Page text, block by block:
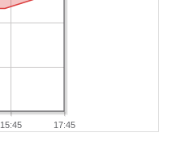
15:45 17:45